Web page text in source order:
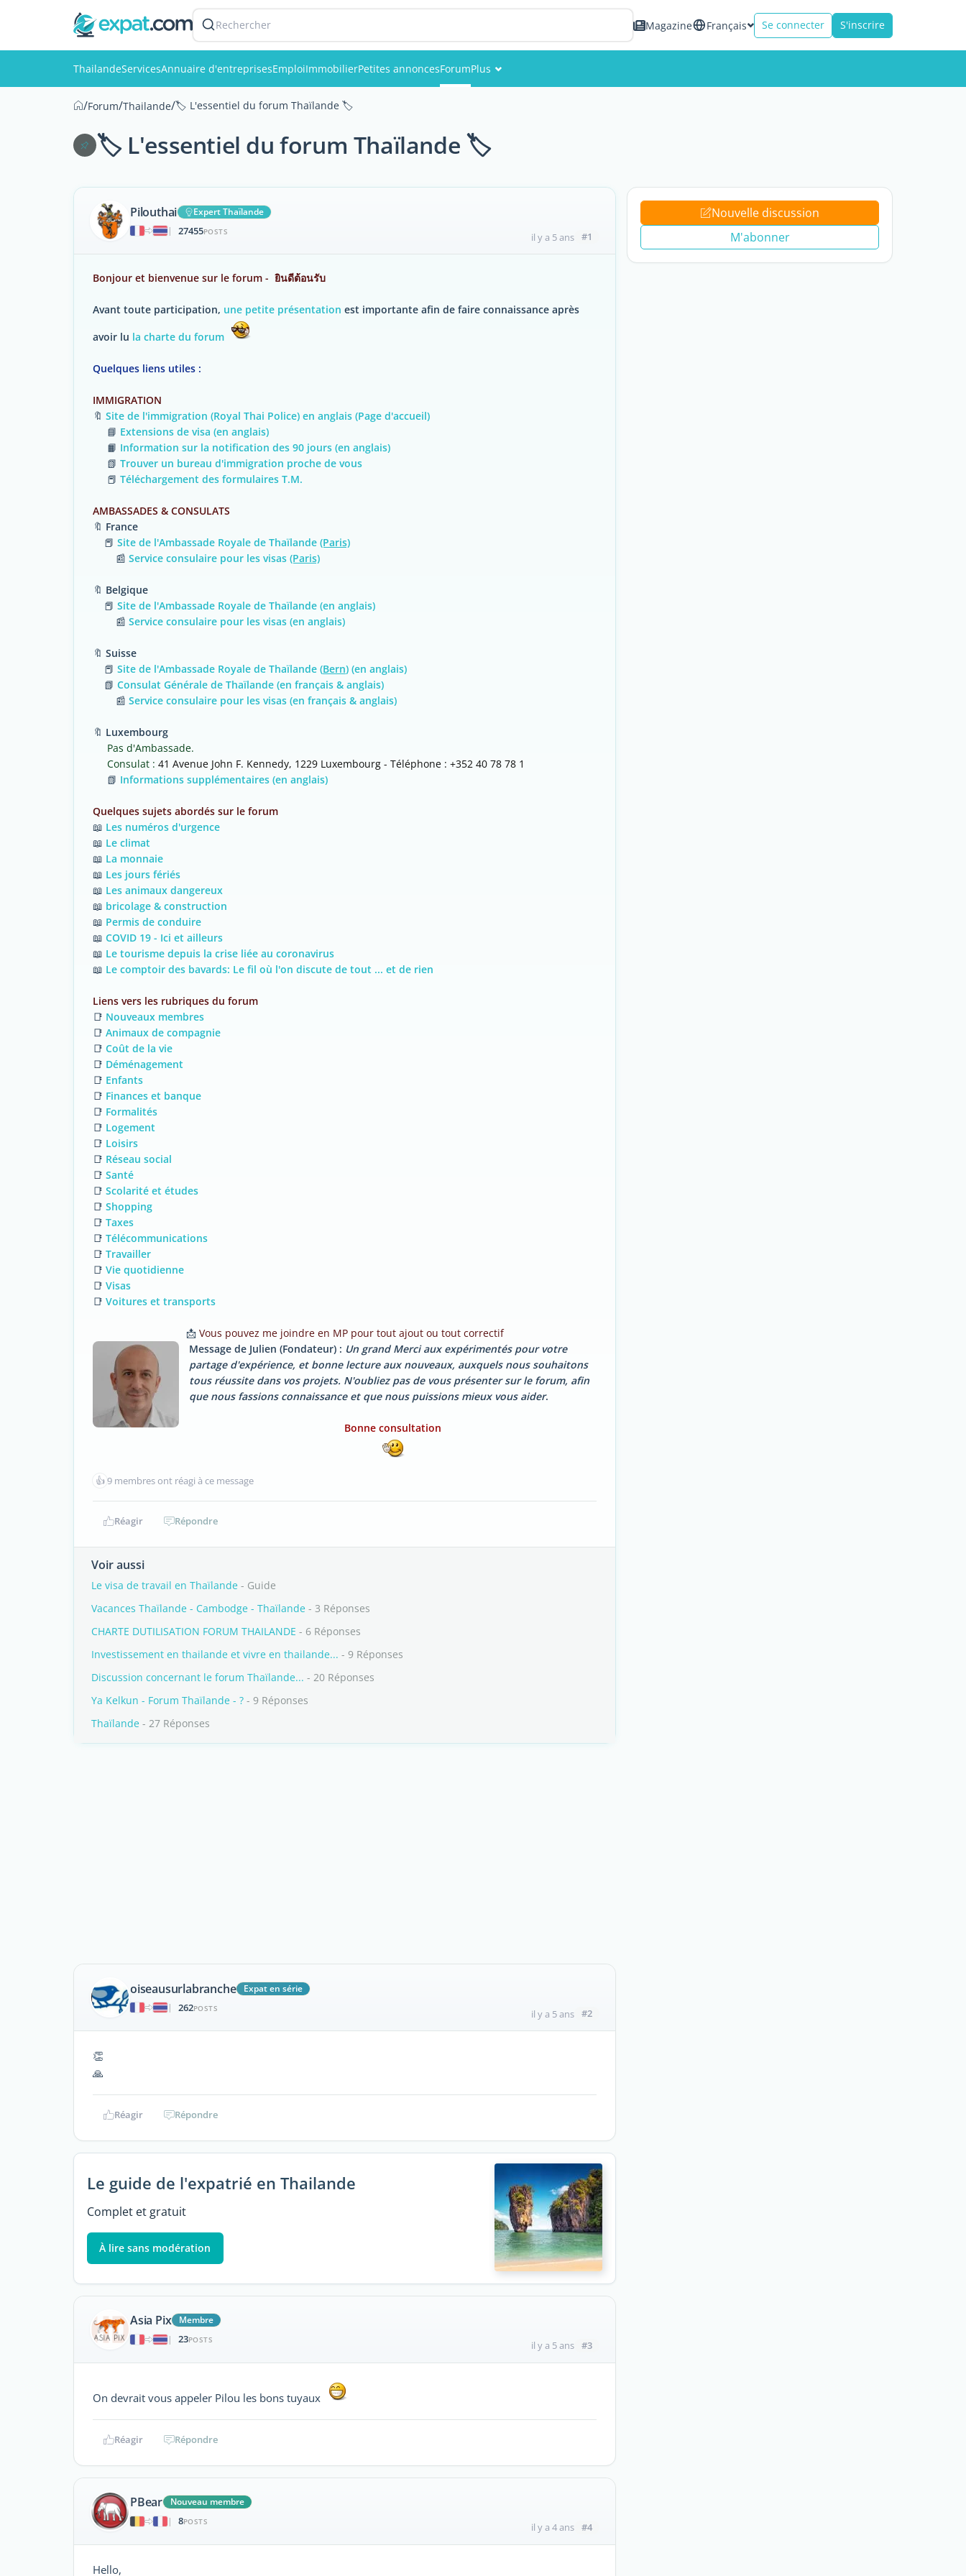
Rechercher Magazine Français Se connecter S'inscrire
ThailandeServicesAnnuaire d'entreprisesEmploiImmobilierPetites annoncesForumPlus
/Forum/Thailande/🏷️ L'essentiel du forum Thaïlande 🏷️
🏷️ L'essentiel du forum Thaïlande 🏷️
Pilouthai
Expert Thaïlande
|
27455POSTS il y a 5 ans #1
Bonjour et bienvenue sur le forum - ยินดีต้อนรับ
Avant toute participation, une petite présentation est importante afin de faire connaissance après
avoir lu la charte du forum
Quelques liens utiles :
IMMIGRATION
🔖 Site de l'immigration (Royal Thai Police) en anglais (Page d'accueil)
📘 Extensions de visa (en anglais)
📙 Information sur la notification des 90 jours (en anglais)
📗 Trouver un bureau d'immigration proche de vous
📕 Téléchargement des formulaires T.M.
AMBASSADES & CONSULATS
🔖 France
📕 Site de l'Ambassade Royale de Thaïlande (Paris)
📰 Service consulaire pour les visas (Paris)
🔖 Belgique
📕 Site de l'Ambassade Royale de Thaïlande (en anglais)
📰 Service consulaire pour les visas (en anglais)
🔖 Suisse
📕 Site de l'Ambassade Royale de Thaïlande (Bern) (en anglais)
📗 Consulat Générale de Thaïlande (en français & anglais)
📰 Service consulaire pour les visas (en français & anglais)
🔖 Luxembourg
Pas d'Ambassade.
Consulat : 41 Avenue John F. Kennedy, 1229 Luxembourg - Téléphone : +352 40 78 78 1
📗 Informations supplémentaires (en anglais)
Quelques sujets abordés sur le forum
📖 Les numéros d'urgence
📖 Le climat
📖 La monnaie
📖 Les jours fériés
📖 Les animaux dangereux
📖 bricolage & construction
📖 Permis de conduire
📖 COVID 19 - Ici et ailleurs
📖 Le tourisme depuis la crise liée au coronavirus
📖 Le comptoir des bavards: Le fil où l'on discute de tout ... et de rien
Liens vers les rubriques du forum
📑 Nouveaux membres
📑 Animaux de compagnie
📑 Coût de la vie
📑 Déménagement
📑 Enfants
📑 Finances et banque
📑 Formalités
📑 Logement
📑 Loisirs
📑 Réseau social
📑 Santé
📑 Scolarité et études
📑 Shopping
📑 Taxes
📑 Télécommunications
📑 Travailler
📑 Vie quotidienne
📑 Visas
📑 Voitures et transports
📩 Vous pouvez me joindre en MP pour tout ajout ou tout correctif
Message de Julien (Fondateur) : Un grand Merci aux expérimentés pour votre
partage d'expérience, et bonne lecture aux nouveaux, auxquels nous souhaitons
tous réussite dans vos projets. N'oubliez pas de vous présenter sur le forum, afin
que nous fassions connaissance et que nous puissions mieux vous aider.
Bonne consultation
👍9 membres ont réagi à ce message
Réagir Répondre
Voir aussi
Le visa de travail en Thaïlande - Guide
Vacances Thaïlande - Cambodge - Thaïlande - 3 Réponses
CHARTE DUTILISATION FORUM THAILANDE - 6 Réponses
Investissement en thailande et vivre en thailande... - 9 Réponses
Discussion concernant le forum Thaïlande... - 20 Réponses
Ya Kelkun - Forum Thaïlande - ? - 9 Réponses
Thaïlande - 27 Réponses
oiseausurlabranche
Expat en série
|
262POSTS il y a 5 ans #2
👏
🙏
Réagir Répondre
Le guide de l'expatrié en Thailande
Complet et gratuit
À lire sans modération
Asia Pix
Membre
|
23POSTS il y a 5 ans #3
On devrait vous appeler Pilou les bons tuyaux
Réagir Répondre
PBear
Nouveau membre
|
8POSTS il y a 4 ans #4
Hello,
Nouvelle discussion
M'abonner